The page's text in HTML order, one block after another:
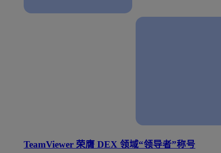
TeamViewer 荣膺 DEX 领域“领导者”称号